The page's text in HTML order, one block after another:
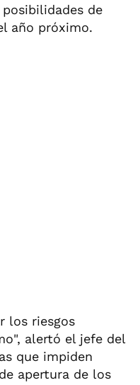
de
año próximo.
los riesgos
alertó el jefe del
que impiden
apertura de los